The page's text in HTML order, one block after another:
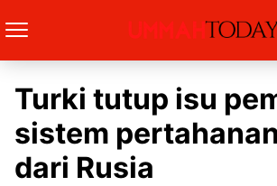
Turki tutup isu
sistem
dari Rusia